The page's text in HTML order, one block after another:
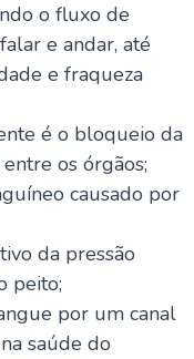
o fluxo de
e andar, até
e fraqueza
é o bloqueio da
os órgãos;
causado por
da pressão
peito;
por um canal
saúde do